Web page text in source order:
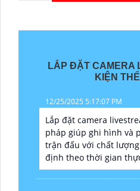
LẮP ĐẶT CAMERA
KIỆN
12/25/2025 5:17:07 PM
Lắp đặt camera
pháp giúp ghi hình và
trận đấu với chất
định theo thời gian